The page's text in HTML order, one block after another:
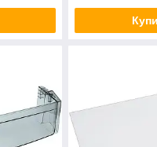
не тільки багатим
для холодильника можна
питання з приводу
ви можете звернутися
сайту.